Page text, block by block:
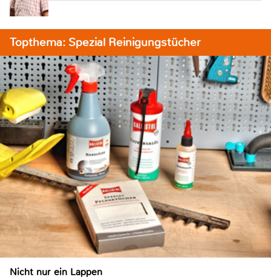
Topthema: Spezial Reinigungstücher
Nicht nur ein Lappen